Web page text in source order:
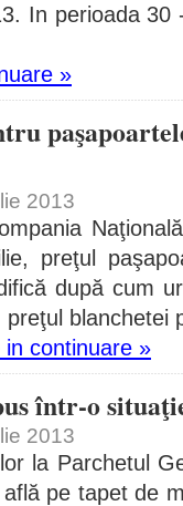
In perioada
»
2013
preţul
după cum
blanchetei
in continuare »
într-o
2013
la Parchetul
pe tapet de